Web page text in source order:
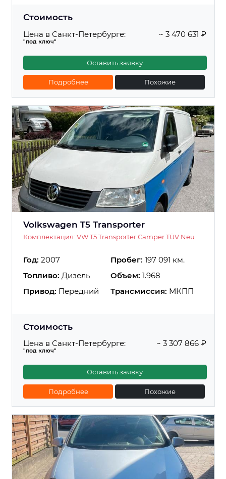
Стоимость
Цена в Санкт-Петербурге:
"под ключ"
~ 3 470 631 ₽
Оставить заявку
Подробнее Похожие
Volkswagen T5 Transporter
Комплектация: VW T5 Transporter Camper TÜV Neu
Год: 2007 Пробег: 197 091 км.
Топливо: Дизель Объем: 1.968
Привод: Передний Трансмиссия: МКПП
Стоимость
Цена в Санкт-Петербурге:
"под ключ"
~ 3 307 866 ₽
Оставить заявку
Подробнее Похожие